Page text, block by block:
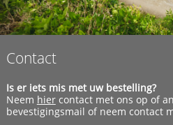
Contact
Is er iets mis met uw bestelling?
Neem hiercontact met ons op of
bevestigingsmail of neem contact